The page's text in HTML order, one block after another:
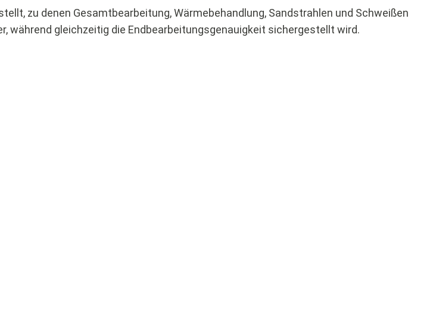
zu denen Gesamtbearbeitung, Wärmebehandlung, Sandstrahlen und Schweißen
während gleichzeitig die Endbearbeitungsgenauigkeit sichergestellt wird.